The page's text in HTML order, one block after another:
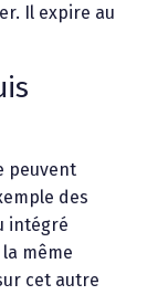
Il expire au
peuvent
des
intégré
même
cet autre